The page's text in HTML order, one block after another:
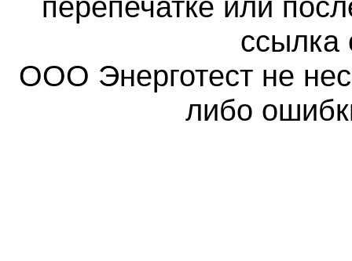
перепечатке или
ссылка
ООО Энерготест не
либо